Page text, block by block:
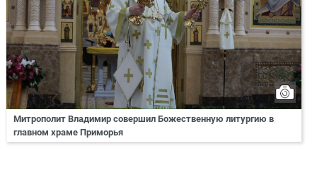
Митрополит Владимир совершил Божественную литургию в
главном храме Приморья